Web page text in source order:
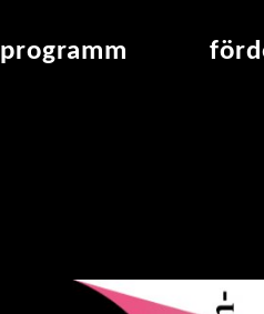
programm